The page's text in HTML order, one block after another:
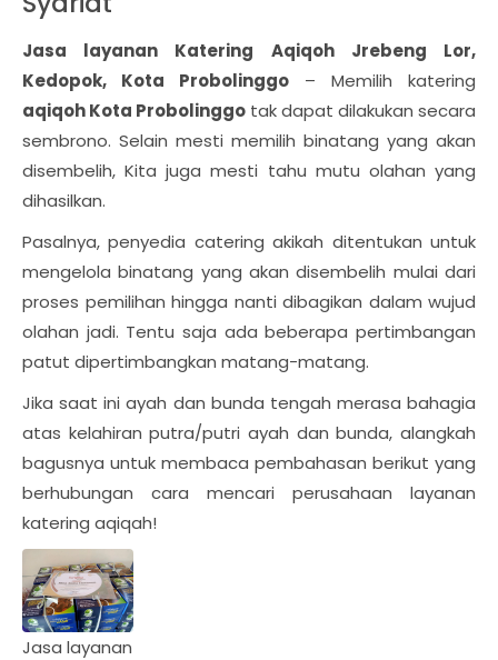
Jasa layanan Katering Aqiqoh Jrebeng Lor,
Kedopok, Kota Probolinggo – Memilih katering
aqiqoh Kota Probolinggo tak dapat dilakukan secara
sembrono. Selain mesti memilih binatang yang akan
disembelih, Kita juga mesti tahu mutu olahan yang
dihasilkan.
Pasalnya, penyedia catering akikah ditentukan untuk
mengelola binatang yang akan disembelih mulai dari
proses pemilihan hingga nanti dibagikan dalam wujud
olahan jadi. Tentu saja ada beberapa pertimbangan
patut dipertimbangkan matang-matang.
Jika saat ini ayah dan bunda tengah merasa bahagia
atas kelahiran putra/putri ayah dan bunda, alangkah
bagusnya untuk membaca pembahasan berikut yang
berhubungan cara mencari perusahaan layanan
katering aqiqah!
Jasa layanan